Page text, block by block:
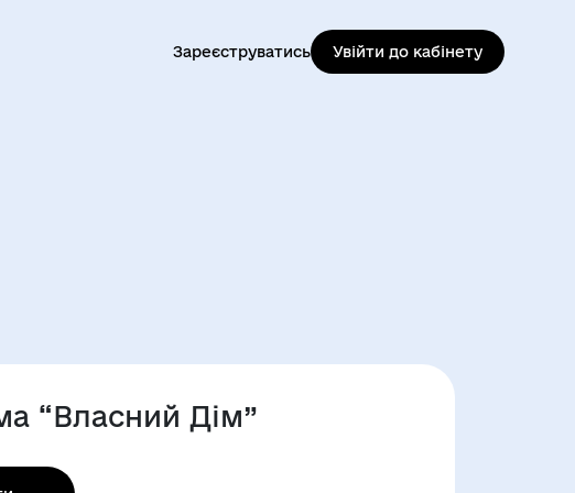
Зареєструватись Увійти до кабінету
“Власний Дім”